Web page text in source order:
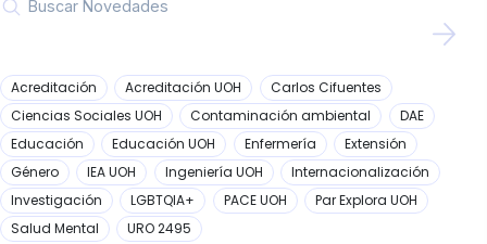
Acreditación Acreditación UOH
Carlos Cifuentes
Ciencias Sociales UOH
Contaminación ambiental
DAE
Educación
Educación UOH Enfermería
Extensión
Género
IEA UOH Ingeniería UOH
Internacionalización
Investigación
LGBTQIA+ PACE UOH
Par Explora UOH
Salud Mental
URO 2495